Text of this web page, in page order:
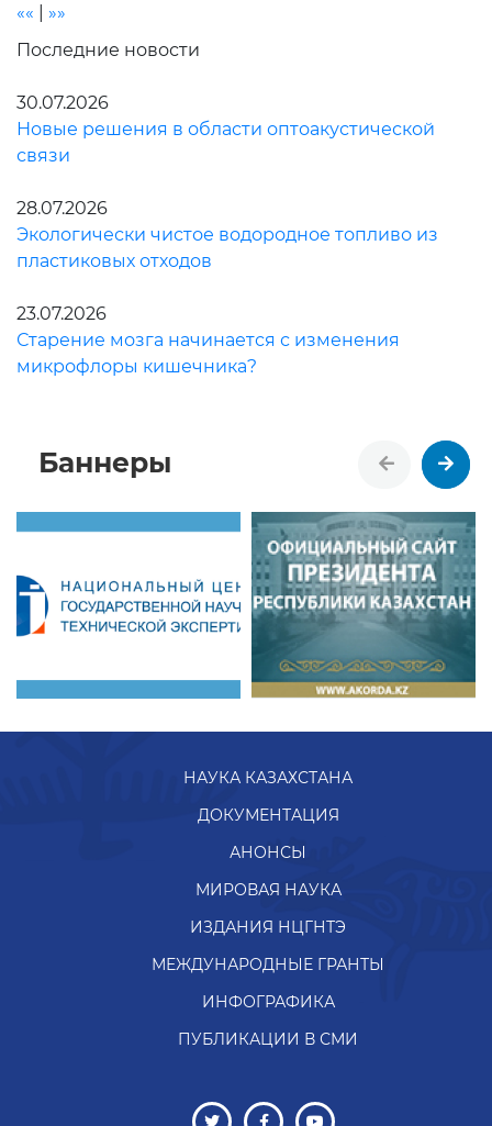
««
»»
Последние новости
30.07.2026
Новые решения в области оптоакустической
связи
28.07.2026
Экологически чистое водородное топливо из
пластиковых отходов
23.07.2026
Старение мозга начинается с изменения
микрофлоры кишечника?
Баннеры
НАУКА КАЗАХСТАНА
ДОКУМЕНТАЦИЯ
АНОНСЫ
МИРОВАЯ НАУКА
ИЗДАНИЯ НЦГНТЭ
МЕЖДУНАРОДНЫЕ ГРАНТЫ
ИНФОГРАФИКА
ПУБЛИКАЦИИ В СМИ